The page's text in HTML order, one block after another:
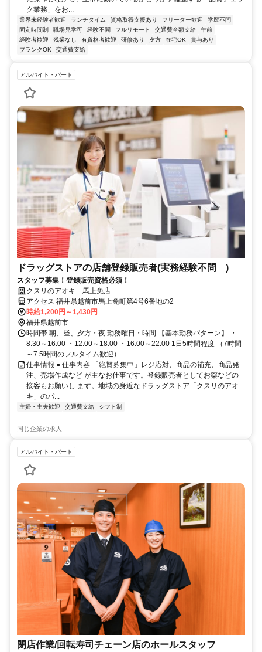
ク業務」をお...
業界未経験者歓迎 ランチタイム 資格取得支援あり フリーター歓迎
学歴不問
固定時間制
職場見学可 経験不問 フルリモート 交通費全額支給
午前
経験者歓迎
残業なし 有資格者歓迎 研修あり 夕方 在宅OK
賞与あり
ブランクOK
交通費支給
アルバイト・パート
ドラッグストアの店舗登録販売者(実務経験不問 )
スタッフ募集！登録販売資格必須！
クスリのアオキ 馬上免店
アクセス 福井県越前市馬上免町第4号6番地の2
時給1,200円～1,430円
福井県越前市
時間帯 朝、昼、夕方・夜 勤務曜日・時間 【基本勤務パターン】 ・
8:30～16:00 ・12:00～18:00 ・16:00～22:00 1日5時間程度 （7時間
～7.5時間のフルタイム歓迎）
仕事情報 ● 仕事内容 「絶賛募集中」レジ応対、商品の補充、商品発
注、売場作成など が主なお仕事です。登録販売者としてお薬などの
接客もお願いし ます。地域の身近なドラッグストア「クスリのアオ
キ」のパ...
主婦・主夫歓迎 交通費支給 シフト制
同じ企業の求人
アルバイト・パート
閉店作業​/回転寿司チェーン店のホール​スタッフ